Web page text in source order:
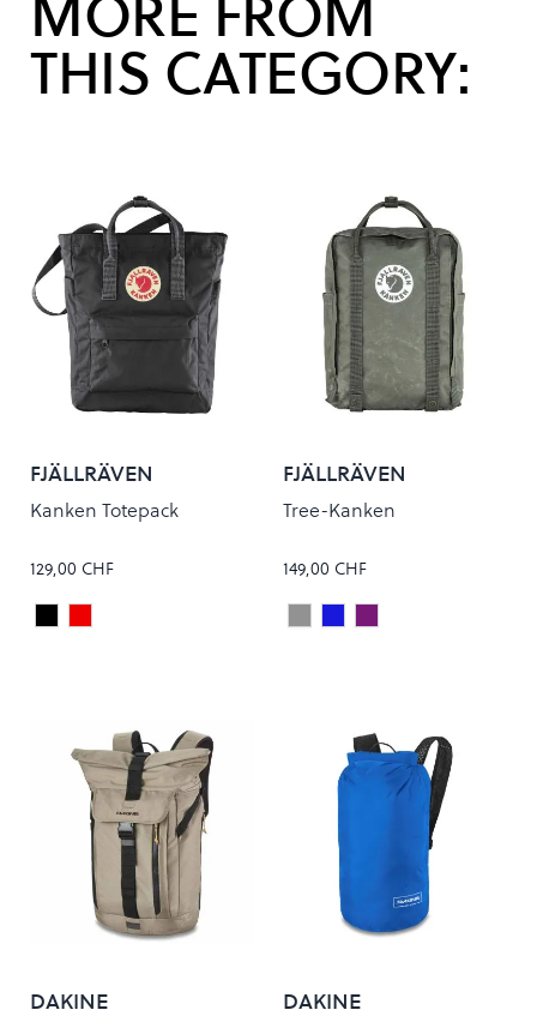
MORE FROM
THIS CATEGORY:
FJÄLLRÄVEN
Kanken Totepack
129,00 CHF
Colour
BlackTrue Red
FJÄLLRÄVEN
Tree-Kanken
149,00 CHF
Colour
Charcoal Grey
New Moon Blue
Lilac Pink
DAKINE DAKINE